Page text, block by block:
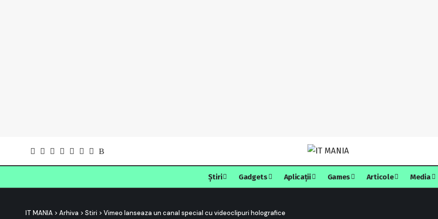
Știri Gadgets Aplicații Games Articole Media
IT MANIA > Arhiva > Stiri > Vimeo lanseaza un canal special cu videoclipuri holografice